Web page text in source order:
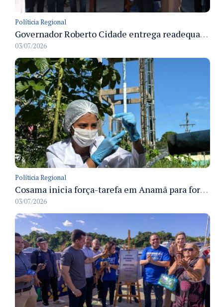
Políticia Regional
Governador Roberto Cidade entrega readequação do ambulatório da FCecon e amplia capacidade de atendimento oncológico em Manaus
03/07/2026
Políticia Regional
Cosama inicia força-tarefa em Anamã para fortalecer abastecimento de água e segurança hídrica da população
03/07/2026